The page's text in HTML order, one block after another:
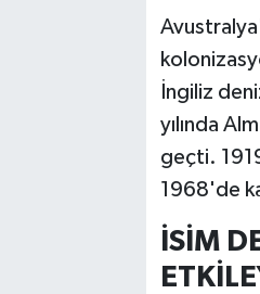
İngiliz
yılında
geçti.
1968'de
İSİM